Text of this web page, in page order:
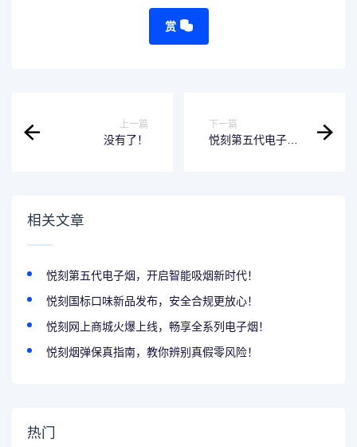
赏
上一篇
没有了！
下一篇
悦刻第五代电子
相关文章
悦刻第五代电子烟，开启智能吸烟新时代！
悦刻国标口味新品发布，安全合规更放心！
悦刻网上商城火爆上线，畅享全系列电子烟！
悦刻烟弹保真指南，教你辨别真假零风险！
热门